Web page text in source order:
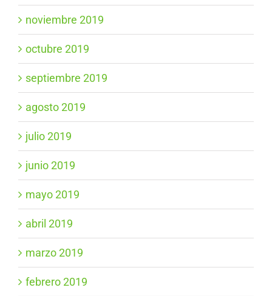
noviembre 2019
octubre 2019
septiembre 2019
agosto 2019
julio 2019
junio 2019
mayo 2019
abril 2019
marzo 2019
febrero 2019